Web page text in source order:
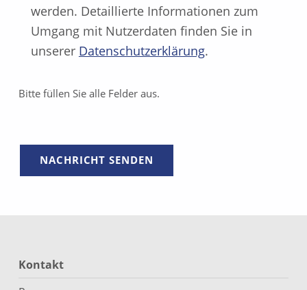
werden. Detaillierte Informationen zum
Umgang mit Nutzerdaten finden Sie in
unserer Datenschutzerklärung.
Bitte füllen Sie alle Felder aus.
Zurück zur Hauptnavigation springen
Kontakt